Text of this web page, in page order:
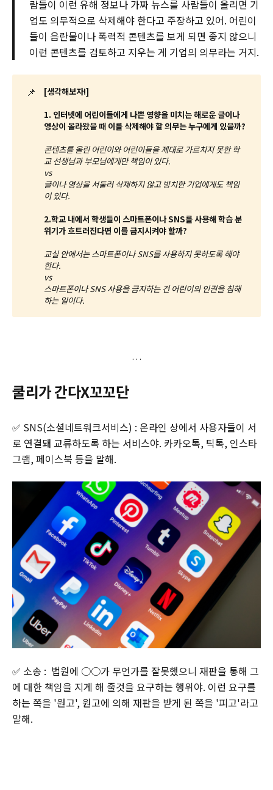
람들이 이런 유해 정보나 가짜 뉴스를 사람들이 올리면 기
업도 의무적으로 삭제해야 한다고 주장하고 있어. 어린이
들이 음란물이나 폭력적 콘텐츠를 보게 되면 좋지 않으니
이런 콘텐츠를 검토하고 지우는 게 기업의 의무라는 거지.
📌
[생각해보자!]
1. 인터넷에 어린이들에게 나쁜 영향을 미치는 해로운 글이나
영상이 올라왔을 때 이를 삭제해야 할 의무는 누구에게 있을까?
콘텐츠를 올린 어린이와 어린이들을 제대로 가르치지 못한 학
교 선생님과 부모님에게만 책임이 있다.
vs
글이나 영상을 서둘러 삭제하지 않고 방치한 기업에게도 책임
이 있다.
2.학교 내에서 학생들이 스마트폰이나 SNS를 사용해 학습 분
위기가 흐트러진다면 이를 금지시켜야 할까?
교실 안에서는 스마트폰이나 SNS를 사용하지 못하도록 해야
한다.
vs
스마트폰이나 SNS 사용을 금지하는 건 어린이의 인권을 침해
하는 일이다.
쿨리가 간다X꼬꼬단
✅ SNS(소셜네트워크서비스) : 온라인 상에서 사용자들이 서
로 연결돼 교류하도록 하는 서비스야. 카카오톡, 틱톡, 인스타
그램, 페이스북 등을 말해.
✅ 소송 : 법원에 ○○가 무언가를 잘못했으니 재판을 통해 그
에 대한 책임을 지게 해 줄것을 요구하는 행위야. 이런 요구를
하는 쪽을 '원고', 원고에 의해 재판을 받게 된 쪽을 '피고'라고
말해.